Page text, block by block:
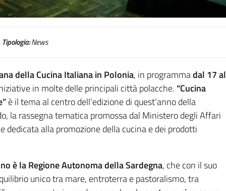
Tipologia:News
della Cucina Italiana in Polonia, in programmadal 17 al
in molte delle principali città polacche. “Cucina
è il tema al centro dell’edizione di quest’anno della
la rassegna tematica promossa dal Ministero degli Affari
dedicata alla promozione della cucina e dei prodotti
è la Regione Autonoma della Sardegna, che con il suo
unico tra mare, entroterra e pastoralismo, tra